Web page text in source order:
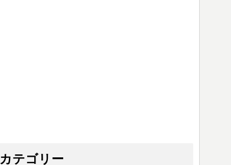
カテゴリー